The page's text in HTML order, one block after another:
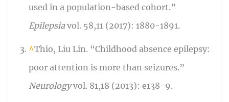
used in a population-based cohort.”
Epilepsiavol. 58,11 (2017): 1880-1891.
^Thio, Liu Lin. “Childhood absence epilepsy:
poor attention is more than seizures.”
Neurologyvol. 81,18 (2013): e138-9.